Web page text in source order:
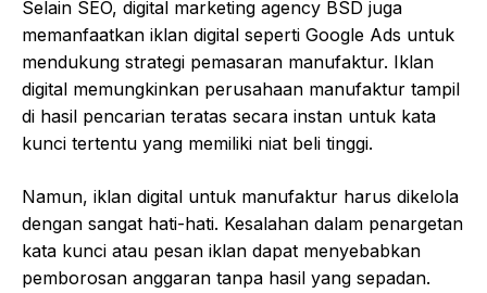
Selain SEO, digital marketing agency BSD juga
memanfaatkan iklan digital seperti Google Ads untuk
mendukung strategi pemasaran manufaktur. Iklan
digital memungkinkan perusahaan manufaktur tampil
di hasil pencarian teratas secara instan untuk kata
kunci tertentu yang memiliki niat beli tinggi.
Namun, iklan digital untuk manufaktur harus dikelola
dengan sangat hati-hati. Kesalahan dalam penargetan
kata kunci atau pesan iklan dapat menyebabkan
pemborosan anggaran tanpa hasil yang sepadan.